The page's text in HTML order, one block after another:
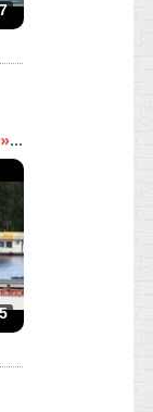
«Скатерть-вышивалка» от...